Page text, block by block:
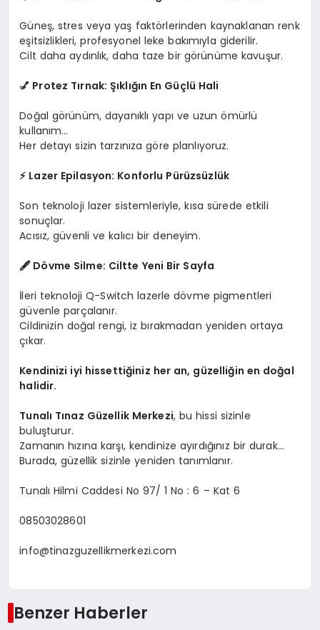
Güneş, stres veya yaş faktörlerinden kaynaklanan renk
eşitsizlikleri, profesyonel leke bakımıyla giderilir.
Cilt daha aydınlık, daha taze bir görünüme kavuşur.
💅 Protez Tırnak: Şıklığın En Güçlü Hali
Doğal görünüm, dayanıklı yapı ve uzun ömürlü
kullanım…
Her detayı sizin tarzınıza göre planlıyoruz.
⚡ Lazer Epilasyon: Konforlu Pürüzsüzlük
Son teknoloji lazer sistemleriyle, kısa sürede etkili
sonuçlar.
Acısız, güvenli ve kalıcı bir deneyim.
🖋️ Dövme Silme: Ciltte Yeni Bir Sayfa
İleri teknoloji Q-Switch lazerle dövme pigmentleri
güvenle parçalanır.
Cildinizin doğal rengi, iz bırakmadan yeniden ortaya
çıkar.
Kendinizi iyi hissettiğiniz her an, güzelliğin en doğal
halidir.
Tunalı Tınaz Güzellik Merkezi, bu hissi sizinle
buluşturur.
Zamanın hızına karşı, kendinize ayırdığınız bir durak…
Burada, güzellik sizinle yeniden tanımlanır.
Tunalı Hilmi Caddesi No 97/ 1 No : 6 – Kat 6
08503028601
info@tinazguzellikmerkezi.com
Benzer Haberler